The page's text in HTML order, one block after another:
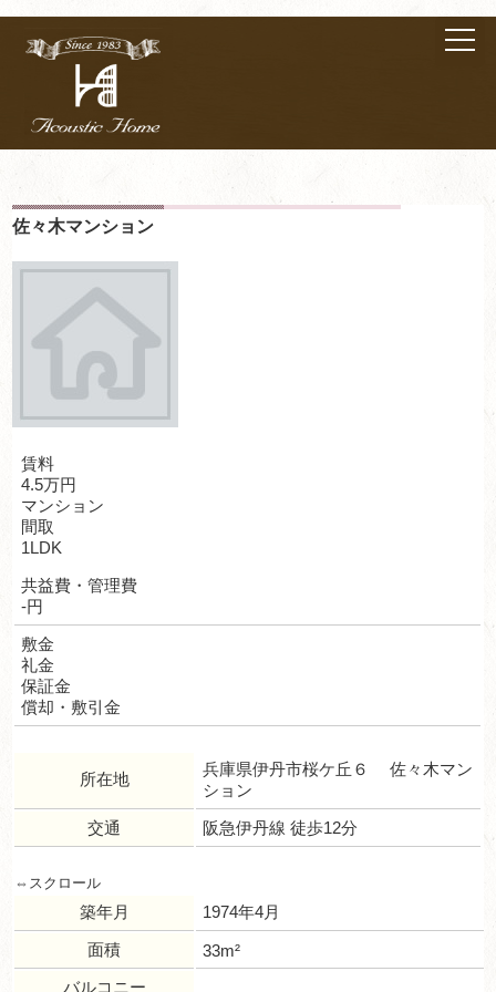
佐々木マンション
賃料
4.5万円
マンション
間取
1LDK
共益費・管理費
-円
敷金
礼金
保証金
償却・敷引金
所在地
兵庫県伊丹市桜ケ丘６ 佐々木マン
ション
交通
阪急伊丹線 徒歩12分
築年月
1974年4月
面積
33m²
バルコニー